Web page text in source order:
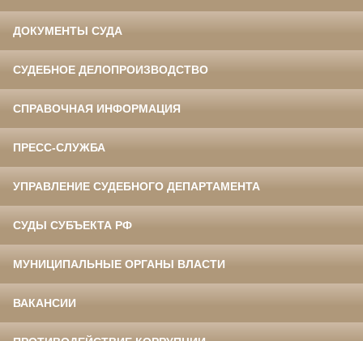
ДОКУМЕНТЫ СУДА
СУДЕБНОЕ ДЕЛОПРОИЗВОДСТВО
СПРАВОЧНАЯ ИНФОРМАЦИЯ
ПРЕСС-СЛУЖБА
УПРАВЛЕНИЕ СУДЕБНОГО ДЕПАРТАМЕНТА
СУДЫ СУБЪЕКТА РФ
МУНИЦИПАЛЬНЫЕ ОРГАНЫ ВЛАСТИ
ВАКАНСИИ